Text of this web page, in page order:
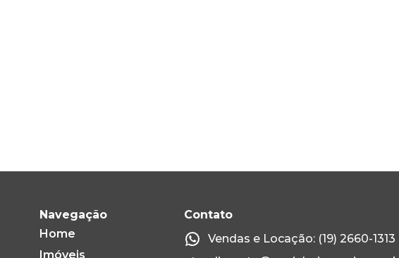
Navegação
Home
Imóveis
Contato
Vendas e Locação: (19) 2660-1313